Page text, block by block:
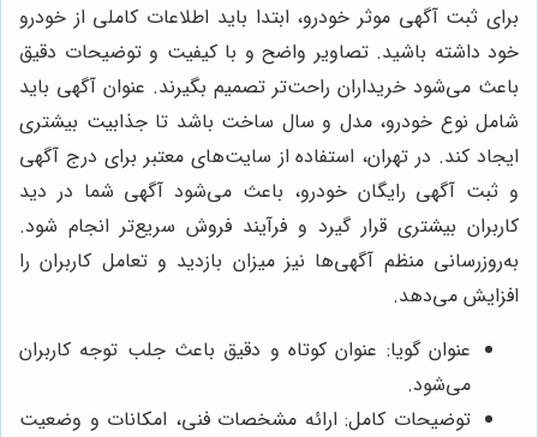
برای ثبت آگهی موثر خودرو، ابتدا باید اطلاعات کاملی از خودرو
خود داشته باشید. تصاویر واضح و با کیفیت و توضیحات دقیق
باعث می‌شود خریداران راحت‌تر تصمیم بگیرند. عنوان آگهی باید
شامل نوع خودرو، مدل و سال ساخت باشد تا جذابیت بیشتری
ایجاد کند. در تهران، استفاده از سایت‌های معتبر برای درج آگهی
و ثبت آگهی رایگان خودرو، باعث می‌شود آگهی شما در دید
کاربران بیشتری قرار گیرد و فرآیند فروش سریع‌تر انجام شود.
به‌روزرسانی منظم آگهی‌ها نیز میزان بازدید و تعامل کاربران را
افزایش می‌دهد.
عنوان گویا: عنوان کوتاه و دقیق باعث جلب توجه کاربران
می‌شود.
توضیحات کامل: ارائه مشخصات فنی، امکانات و وضعیت